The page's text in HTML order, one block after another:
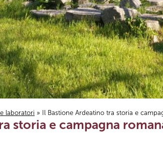
laboratori » Il Bastione Ardeatino tra storia e
storia e campagna